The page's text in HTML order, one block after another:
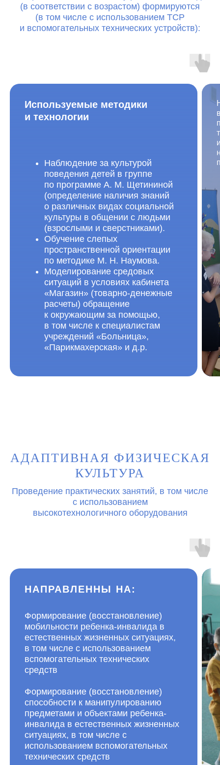
(в соответствии с возрастом) формируются
(в том числе с использованием ТСР
и вспомогательных технических устройств):
Используемые методики
и технологии
Наблюдение за культурой
поведения детей в группе
по программе А. М. Щетининой
(определение наличия знаний
о различных видах социальной
культуры в общении с людьми
(взрослыми и сверстниками).
Обучение слепых
пространственной ориентации
по методике М. Н. Наумова.
Моделирование средовых
ситуаций в условиях кабинета
«Магазин» (товарно-денежные
расчеты) обращение
к окружающим за помощью,
в том числе к специалистам
учреждений «Больница»,
«Парикмахерская» и д.р.
АДАПТИВНАЯ ФИЗИЧЕСКАЯ
КУЛЬТУРА
Проведение практических занятий, в том числе
с использованием
высокотехнологичного оборудования
НАПРАВЛЕННЫ НА:
Формирование (восстановление)
мобильности ребенка-инвалида в
естественных жизненных ситуациях,
в том числе с использованием
вспомогательных технических
средств
Формирование (восстановление)
способности к манипулированию
предметами и объектами ребенка-
инвалида в естественных жизненных
ситуациях, в том числе с
использованием вспомогательных
технических средств
ㅤ